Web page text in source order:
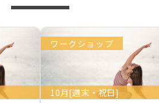
ワークショップ
10月[週末・祝日]